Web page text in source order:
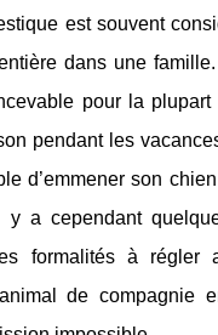
est souvent
dans une
pour la
pendant les
d’emmener son
y a cependant
formalités à régler
de compagnie